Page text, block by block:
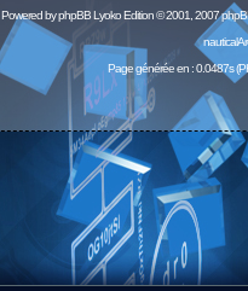
Powered byphpBBLyoko Edition © 2001, 2007
Page générée en : 0.0487s